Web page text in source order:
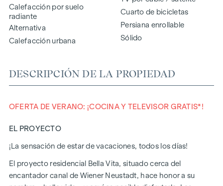
Calefacción por suelo
radiante
Alternativa
Calefacción urbana
Cuarto de bicicletas
Persiana enrollable
Sólido
DESCRIPCIÓN DE LA PROPIEDAD
OFERTA DE VERANO: ¡COCINA Y TELEVISOR GRATIS*!
EL PROYECTO
¡La sensación de estar de vacaciones, todos los días!
El proyecto residencial Bella Vita, situado cerca del
encantador canal de Wiener Neustadt, hace honor a su